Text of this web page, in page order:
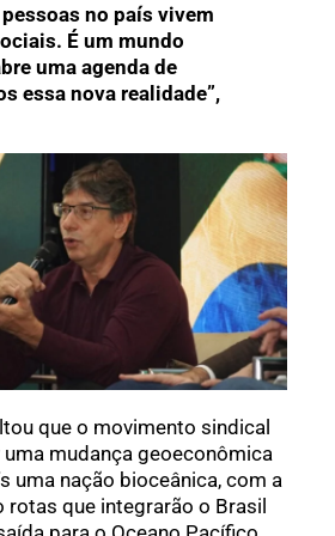
no país vivem
É um mundo
uma agenda de
essa nova realidade”,
que o movimento sindical
mudança geoeconômica
uma nação bioceânica, com a
rotas que integrarão o Brasil